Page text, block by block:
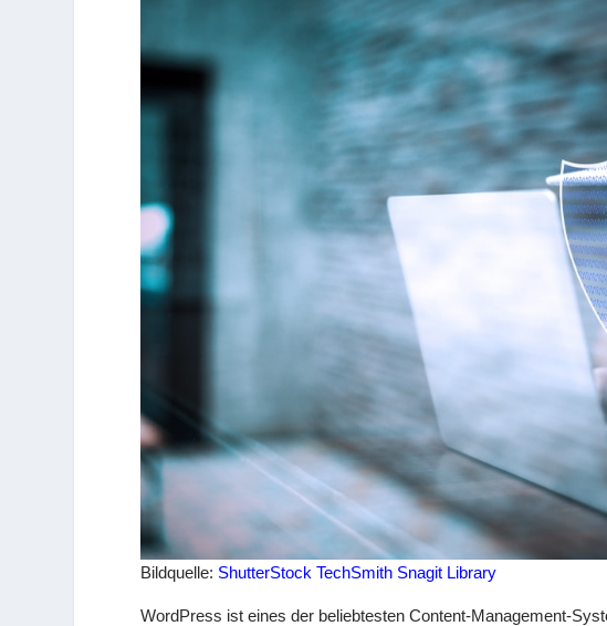
Bildquelle: ShutterStock TechSmith Snagit Library
WordPress ist eines der beliebtesten Content-Management-